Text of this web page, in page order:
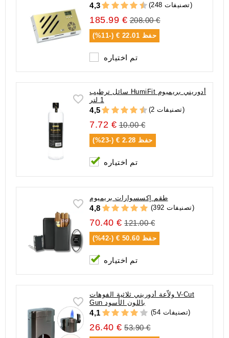
4,3 (248 تصنيفات)
185.99 € 208.00 €
حفظ 22.01 € (-11%)
تم اختياره
سائل ترطيب HumiFit أدوريني بريميوم
1 لتر
4,5 (2 تصنيفات)
7.72 € 10.00 €
حفظ 2.28 € (-23%)
تم اختياره
طقم إكسسوارات بريميوم
4,8 (392 تصنيفات)
70.40 € 121.00 €
حفظ 50.60 € (-42%)
تم اختياره
ولاّعة أدوريني ثلاثية الفوهات V-Cut
Gun باللون الأسود
4,1 (54 تصنيفات)
26.40 € 53.90 €